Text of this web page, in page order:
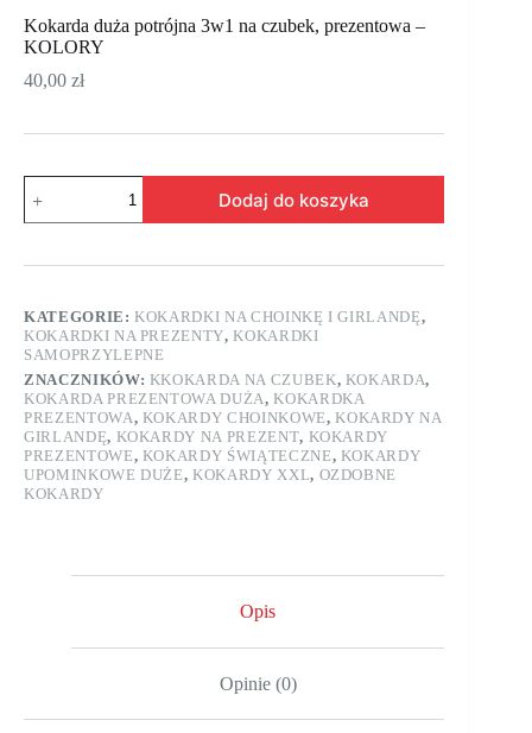
Kokarda duża potrójna 3w1 na czubek, prezentowa –
KOLORY
40,00 zł
Dodaj do koszyka
KATEGORIE:KOKARDKI NA CHOINKĘ I GIRLANDĘ,
KOKARDKI NA PREZENTY,KOKARDKI
SAMOPRZYLEPNE
ZNACZNIKÓW: KKOKARDA NA CZUBEK, KOKARDA,
KOKARDA PREZENTOWA DUŻA,KOKARDKA
PREZENTOWA, KOKARDY CHOINKOWE,KOKARDY NA
GIRLANDĘ, KOKARDY NA PREZENT, KOKARDY
PREZENTOWE, KOKARDY ŚWIĄTECZNE, KOKARDY
UPOMINKOWE DUŻE,KOKARDY XXL, OZDOBNE
KOKARDY
Opis
Opinie (0)